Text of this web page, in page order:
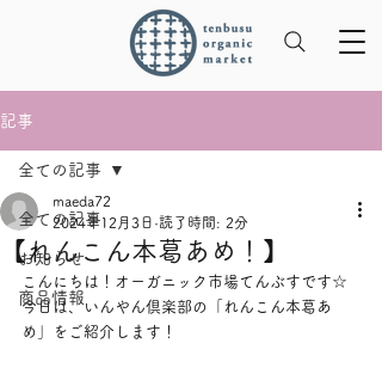
記事
全ての記事
お知らせ
商品情報
全ての記事
【れんこん本葛あめ！】
maeda72
2024年12月3日 読了時間: 2分
こんにちは！オーガニック市場てんぶすです☆
今日は、いんやん倶楽部の「れんこん本葛あ
め」をご紹介します！